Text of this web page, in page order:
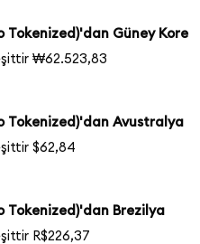
Tokenized)'dan Güney Kore
₩62.523,83
Tokenized)'dan Avustralya
$62,84
Tokenized)'dan Brezilya
R$226,37